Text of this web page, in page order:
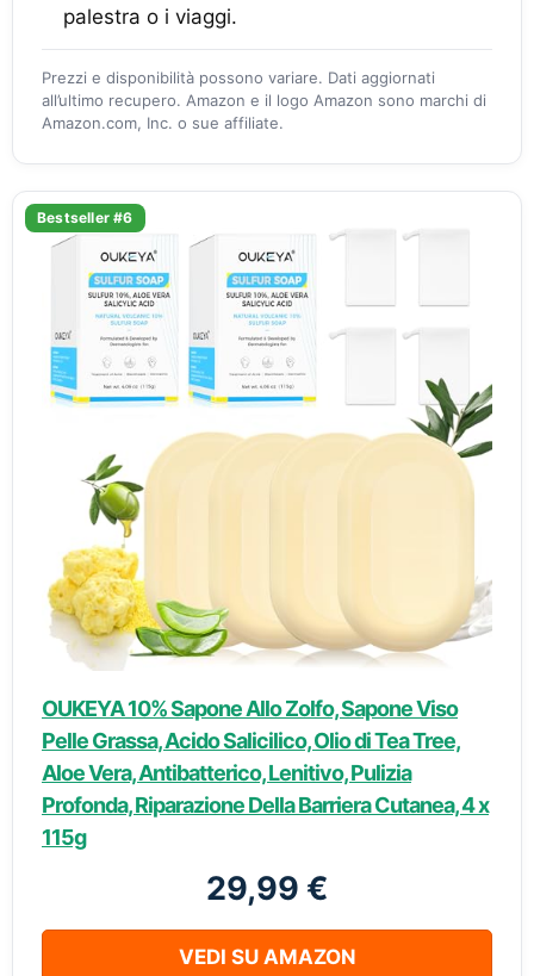
palestra o i viaggi.
Prezzi e disponibilità possono variare. Dati aggiornati
all’ultimo recupero. Amazon e il logo Amazon sono marchi di
Amazon.com, Inc. o sue affiliate.
Bestseller #6
OUKEYA 10% Sapone Allo Zolfo, Sapone Viso
Pelle Grassa, Acido Salicilico, Olio di Tea Tree,
Aloe Vera, Antibatterico, Lenitivo, Pulizia
Profonda, Riparazione Della Barriera Cutanea, 4 x
115g
29,99 €
VEDI SU AMAZON